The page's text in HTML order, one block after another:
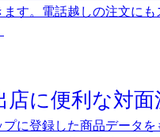
ます。電話越しの注文に
店に便利な対面
プに登録した商品データ